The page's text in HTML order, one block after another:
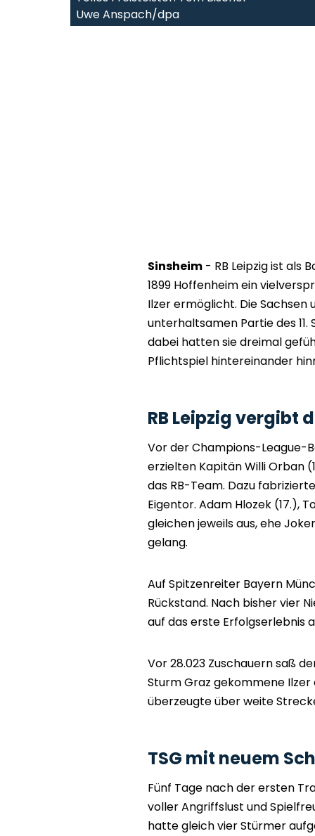
Uwe Anspach/dpa
Sinsheim - RB Leipzig ist als
1899 Hoffenheim ein
Ilzer ermöglicht. Die
unterhaltsamen Partie des
dabei hatten sie dreimal
Pflichtspiel hintereinander
RB Leipzig vergibt
Vor der Champions-League-
erzielten Kapitän Willi Orban
das RB-Team. Dazu
Eigentor. Adam Hlozek (17.),
gleichen jeweils aus, ehe
gelang.
Auf Spitzenreiter Bayern
Rückstand. Nach bisher vier
auf das erste Erfolgserlebnis
Vor 28.023 Zuschauern saß
Sturm Graz gekommene
überzeugte über weite
TSG mit neuem
Fünf Tage nach der ersten
voller Angriffslust und
hatte gleich vier Stürmer